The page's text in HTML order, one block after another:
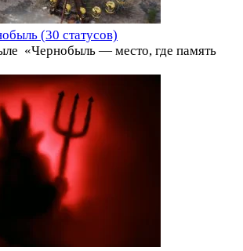
(30 статусов)
«Чернобыль — место, где память